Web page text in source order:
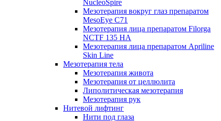
NucleoSpire
Мезотерапия вокруг глаз препаратом
MesoEye С71
Мезотерапия лица препаратом Filorga
NCTF 135 HA
Мезотерапия лица препаратом Apriline
Skin Line
Мезотерапия тела
Мезотерапия живота
Мезотерапия от целлюлита
Липолитическая мезотерапия
Мезотерапия рук
Нитевой лифтинг
Нити под глаза